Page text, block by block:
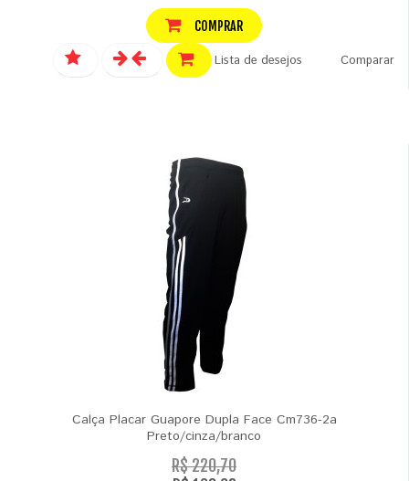
COMPRAR
Lista de desejos Comparar
Calça Placar Guapore Dupla Face Cm736-2a
Preto/cinza/branco
R$ 220,70